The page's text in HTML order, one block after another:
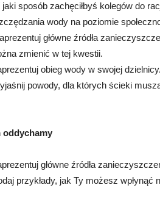
jaki sposób zachęciłbyś kolegów do
wody na poziomie
główne źródła
zmienić w tej kwestii.
obieg wody w swojej
powody, dla których ścieki
oddychamy
główne źródła
przykłady, jak Ty możesz